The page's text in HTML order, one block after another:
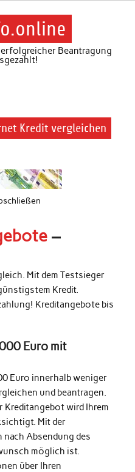
Beantragung
Kredit vergleichen
–
Mit dem Testsieger
Kredit.
Kreditangebote bis
Euro mit
Euro innerhalb weniger
und beantragen.
Kreditangebot wird Ihrem
Mit der
Absendung des
möglich ist.
über Ihren